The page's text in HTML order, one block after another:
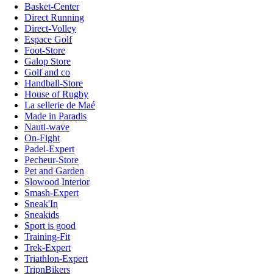
Basket-Center
Direct Running
Direct-Volley
Espace Golf
Foot-Store
Galop Store
Golf and co
Handball-Store
House of Rugby
La sellerie de Maé
Made in Paradis
Nauti-wave
On-Fight
Padel-Expert
Pecheur-Store
Pet and Garden
Slowood Interior
Smash-Expert
Sneak'In
Sneakids
Sport is good
Training-Fit
Trek-Expert
Triathlon-Expert
TripnBikers